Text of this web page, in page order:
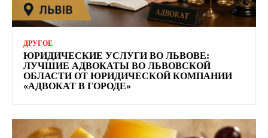
ДРУГОЕ
ЮРИДИЧЕСКИЕ УСЛУГИ ВО ЛЬВОВЕ:
ЛУЧШИЕ АДВОКАТЫ ВО ЛЬВОВСКОЙ
ОБЛАСТИ ОТ ЮРИДИЧЕСКОЙ КОМПАНИИ
«АДВОКАТ В ГОРОДЕ»